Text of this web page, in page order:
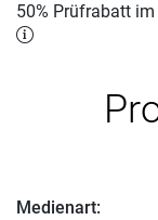
50% Prüfrabatt
Medienart: